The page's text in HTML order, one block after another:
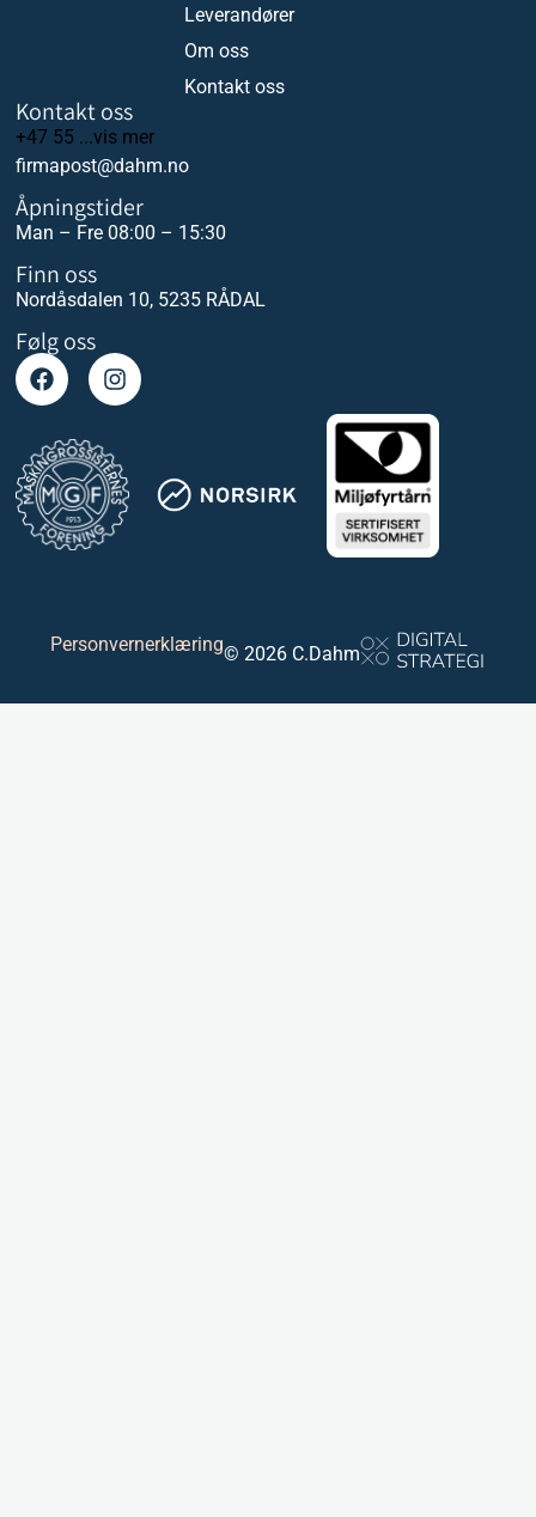
Leverandører
Om oss
Kontakt oss
Kontakt oss
+47 55 ...vis mer
firmapost@dahm.no
Åpningstider
Man – Fre 08:00 – 15:30
Finn oss
Nordåsdalen 10, 5235 RÅDAL
Følg oss
Personvernerklæring© 2026 C.Dahm